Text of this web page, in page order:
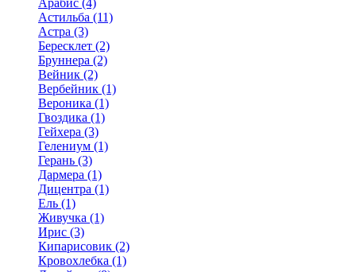
Арабис (4)
Астильба (11)
Астра (3)
Бересклет (2)
Бруннера (2)
Вейник (2)
Вербейник (1)
Вероника (1)
Гвоздика (1)
Гейхера (3)
Гелениум (1)
Герань (3)
Дармера (1)
Дицентра (1)
Ель (1)
Живучка (1)
Ирис (3)
Кипарисовик (2)
Кровохлебка (1)